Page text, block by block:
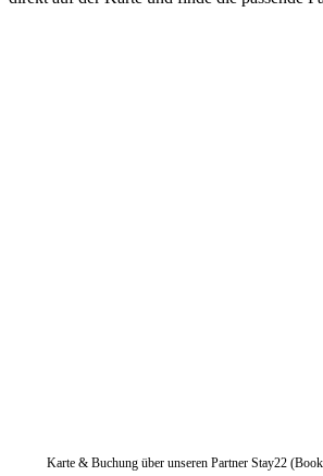
Karte & Buchung über unseren Partner Stay22